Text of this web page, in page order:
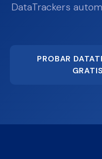
DataTrackers
PROBAR
GRATIS